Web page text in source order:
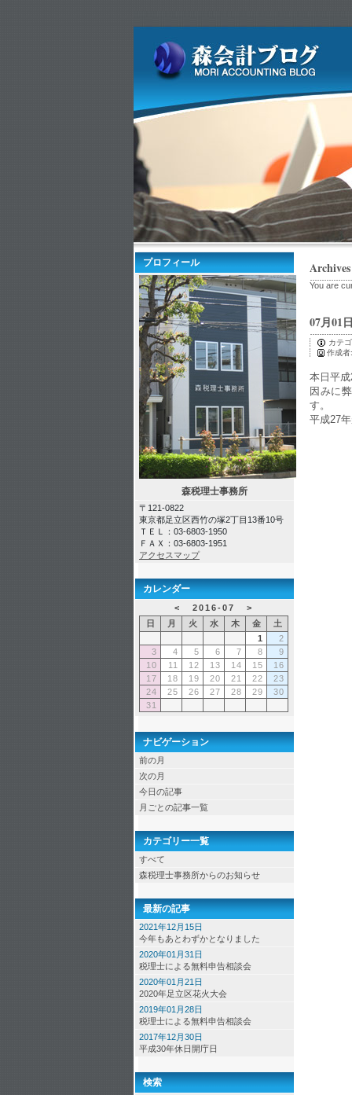
Archives
You are
07月01
カテ
作成
本日平
因みに
す。
平成27
プロフィール
森税理士事務所
〒121-0822
東京都足立区西竹の塚2丁目13番10号
ＴＥＬ：03-6803-1950
ＦＡＸ：03-6803-1951
アクセスマップ
カレンダー
< 2016-07
>
日
月 火 水 木 金
土
1
2
3
4 5 6 7 8
9
10
11 12 13 14 15
16
17
18 19 20 21 22
23
24
25 26 27 28 29
30
31
ナビゲーション
前の月
次の月
今日の記事
月ごとの記事一覧
カテゴリー一覧
すべて
森税理士事務所からのお知らせ
最新の記事
2021年12月15日
今年もあとわずかとなりました
2020年01月31日
税理士による無料申告相談会
2020年01月21日
2020年足立区花火大会
2019年01月28日
税理士による無料申告相談会
2017年12月30日
平成30年休日開庁日
検索